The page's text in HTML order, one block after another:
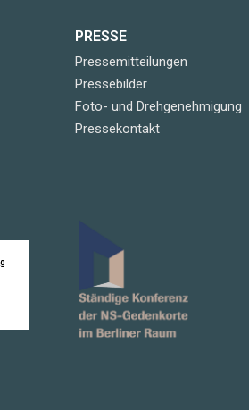
PRESSE
Pressemitteilungen
Pressebilder
Foto- und Drehgenehmigung
Pressekontakt